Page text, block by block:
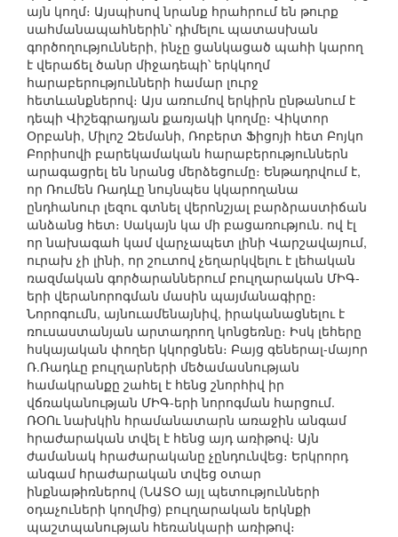
այն կողմ։ Այսպիսով նրանք հրահրում են թուրք
սահմանապահներին՝ դիմելու պատասխան
գործողությունների, ինչը ցանկացած պահի կարող
է վերաճել ծանր միջադեպի՝ երկկողմ
հարաբերությունների համար լուրջ
հետևանքներով։ Այս առումով երկիրն ընթանում է
դեպի Վիշեգրադյան քառյակի կողմը։ Վիկտոր
Օրբանի, Միլոշ Զեմանի, Ռոբերտ Ֆիցոյի հետ Բոյկո
Բորիսովի բարեկամական հարաբերություններն
արագացրել են նրանց մերձեցումը։ Ենթադրվում է,
որ Ռումեն Ռադևը նույնպես կկարողանա
ընդհանուր լեզու գտնել վերոնշյալ բարձրաստիճան
անձանց հետ։ Սակայն կա մի բացառություն. ով էլ
որ նախագահ կամ վարչապետ լինի Վարշավայում,
ուրախ չի լինի, որ շուտով չեղարկվելու է լեհական
ռազմական գործարաններում բուլղարական ՄԻԳ-
երի վերանորոգման մասին պայմանագիրը։
Նորոգումն, այնուամենայնիվ, իրականացնելու է
ռուսաստանյան արտադրող կոնցեռնը։ Իսկ լեհերը
հսկայական փողեր կկորցնեն։ Բայց գեներալ-մայոր
Ռ.Ռադևը բուլղարների մեծամասնության
համակրանքը շահել է հենց շնորհիվ իր
վճռականության ՄԻԳ-երի նորոգման հարցում.
ՌՕՈւ նախկին հրամանատարն առաջին անգամ
հրաժարական տվել է հենց այդ առիթով։ Այն
ժամանակ հրաժարականը չընդունվեց։ Երկրորդ
անգամ հրաժարական տվեց օտար
ինքնաթիռներով (ՆԱՏՕ այլ պետությունների
օդաչուների կողմից) բուլղարական երկնքի
պաշտպանության հեռանկարի առիթով։